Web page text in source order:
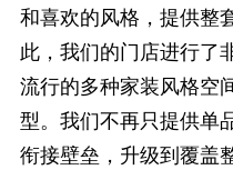
和喜欢的风格，提供整
此，我们的门店进行了
流行的多种家装风格空
型。我们不再只提供单
衔接壁垒，升级到覆盖